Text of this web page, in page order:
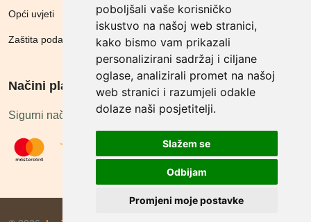
poboljšali vaše korisničko
iskustvo na našoj web stranici,
kako bismo vam prikazali
personalizirani sadržaj i ciljane
oglase, analizirali promet na našoj
web stranici i razumjeli odakle
dolaze naši posjetitelji.
Slažem se
Odbijam
Promjeni moje postavke
Opći uvjeti
Zaštita podataka
Načini plačanja
Sigurni načini plaćanja